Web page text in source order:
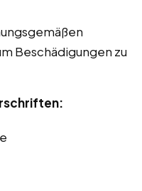
Beschädigungen zu